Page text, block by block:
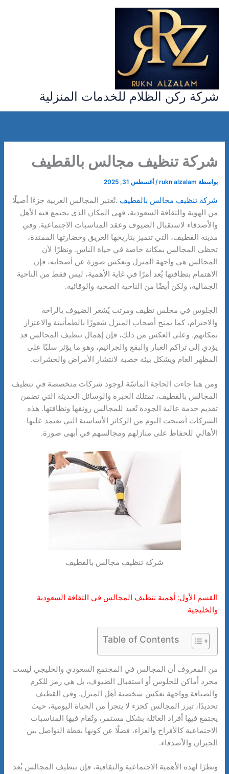
تخطي
المحتوى
شركة ركن الظلام للخدمات المنزلية
شركة تنظيف مجالس بالقطيف
بواسطة rukn alzalam
/ أغسطس 31, 2025
شركة تنظيف مجالس بالقطيف .تُعتبر المجالس العربية جزءًا أصيلًا
من الهوية والثقافة السعودية، فهي المكان الذي يجتمع فيه الأهل
والأصدقاء لاستقبال الضيوف وعقد المناسبات الاجتماعية. وفي
مدينة القطيف، التي تتميز بتاريخها العريق وحضارتها الممتدة،
تحظى المجالس بمكانة خاصة في حياة الناس. ونظرًا لأن
المجالس هي واجهة المنزل وتعكس صورة عن أصحابه، فإن
الاهتمام بنظافتها يُعد أمرًا في غاية الأهمية، ليس فقط من الناحية
الجمالية، ولكن أيضًا من الناحية الصحية والوقائية.
الجلوس في مجلس نظيف ومرتب يُشعر الضيوف بالراحة
والاحترام، كما يمنح أصحاب المنزل شعورًا بالطمأنينة والاعتزاز
بمكانهم. وعلى العكس من ذلك، فإن إهمال تنظيف المجالس قد
يؤدي إلى تراكم الغبار والبقع والجراثيم، وهو ما يؤثر سلبًا على
المظهر العام ويشكل بيئة خصبة لانتشار الأمراض والحشرات.
ومن هنا جاءت الحاجة الماسّة لوجود شركات متخصصة في تنظيف
المجالس بالقطيف، تمتلك الخبرة والوسائل الحديثة التي تضمن
تقديم خدمة عالية الجودة تُعيد للمجالس رونقها ونظافتها. هذه
الشركات أصبحت اليوم من الركائز الأساسية التي يعتمد عليها
الأهالي للحفاظ على منازلهم ومجالسهم في أبهى صورة.
شركة تنظيف مجالس بالقطيف
القسم الأول: أهمية تنظيف المجالس في الثقافة السعودية
والخليجية
Table of Contents
من المعروف أن المجالس في المجتمع السعودي والخليجي ليست
مجرد أماكن للجلوس أو استقبال الضيوف، بل هي رمز للكرم
والضيافة وواجهة تعكس شخصية أهل المنزل. وفي القطيف
تحديدًا، تبرز المجالس كجزء لا يتجزأ من الحياة اليومية، حيث
يجتمع فيها أفراد العائلة بشكل مستمر، وتُقام فيها المناسبات
الاجتماعية كالأفراح والعزاء، فضلًا عن كونها نقطة التواصل بين
الجيران والأصدقاء.
ونظرًا لهذه الأهمية الاجتماعية والثقافية، فإن تنظيف المجالس يُعد